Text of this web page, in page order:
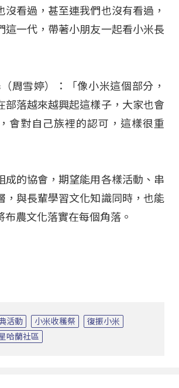
沒看過，甚至連我們也沒有看過，
這一代，帶著小朋友一起看小米長
周雪婷）：「像小米這個部分，
部落越來越興起這樣子，大家也會
會對自己族裡的認可，這樣很重
成的協會，期望能用各樣活動、串
，與長輩學習文化知識同時，也能
布農文化落實在每個角落。
活動 小米收穫祭
復振小米
哈蘭社區